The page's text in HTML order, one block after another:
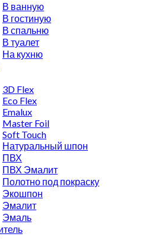
В ванную
В гостиную
В спальню
В туалет
На кухню
3D Flex
Eco Flex
Emalux
Master Foil
Soft Touch
Натуральный шпон
ПВХ
ПВХ Эмалит
Полотно под покраску
Экошпон
Эмалит
Эмаль